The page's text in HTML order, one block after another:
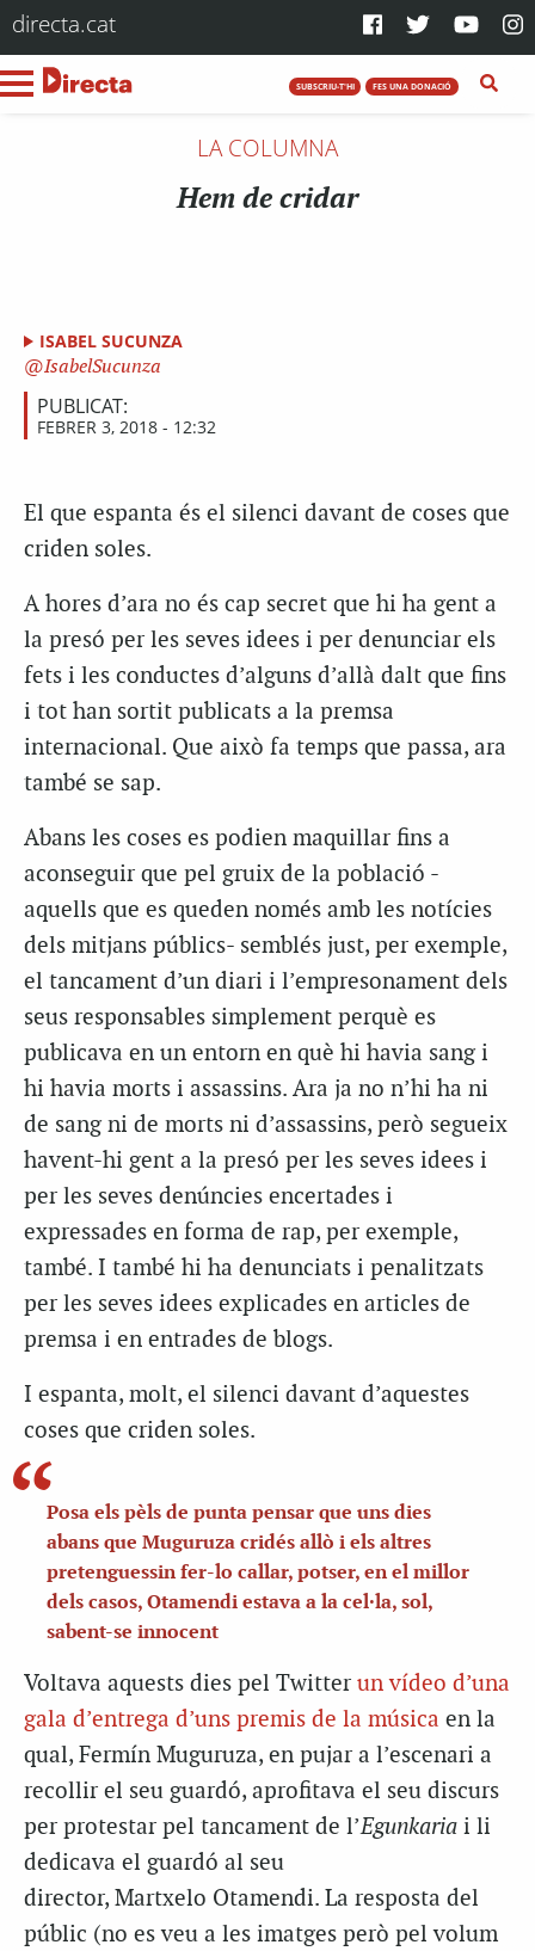
directa.cat
SUBSCRIU-T'HI FES UNA DONACIÓ
LA COLUMNA
Hem de cridar
ISABEL SUCUNZA
IsabelSucunza
PUBLICAT:
FEBRER 3, 2018 - 12:32
El que espanta és el silenci davant de coses que
criden soles.
A hores d’ara no és cap secret que hi ha gent a
la presó per les seves idees i per denunciar els
fets i les conductes d’alguns d’allà dalt que fins
i tot han sortit publicats a la premsa
internacional. Que això fa temps que passa, ara
també se sap.
Abans les coses es podien maquillar fins a
aconseguir que pel gruix de la població -
aquells que es queden només amb les notícies
dels mitjans públics- semblés just, per exemple,
el tancament d’un diari i l’empresonament dels
seus responsables simplement perquè es
publicava en un entorn en què hi havia sang i
hi havia morts i assassins. Ara ja no n’hi ha ni
de sang ni de morts ni d’assassins, però segueix
havent-hi gent a la presó per les seves idees i
per les seves denúncies encertades i
expressades en forma de rap, per exemple,
també. I també hi ha denunciats i penalitzats
per les seves idees explicades en articles de
premsa i en entrades de blogs.
I espanta, molt, el silenci davant d’aquestes
coses que criden soles.
Posa els pèls de punta pensar que uns dies
abans que Muguruza cridés allò i els altres
pretenguessin fer-lo callar, potser, en el millor
dels casos, Otamendi estava a la cel·la, sol,
sabent-se innocent
Voltava aquests dies pel Twitter un vídeo d’una
gala d’entrega d’uns premis de la música en la
qual, Fermín Muguruza, en pujar a l’escenari a
recollir el seu guardó, aprofitava el seu discurs
per protestar pel tancament de l’Egunkaria i li
dedicava el guardó al seu
director, Martxelo Otamendi. La resposta del
públic (no es veu a les imatges però pel volum